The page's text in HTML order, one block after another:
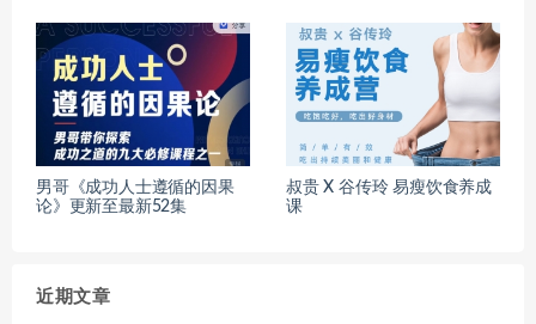
男哥《成功人士遵循的因果
论》更新至最新52集
叔贵 X 谷传玲 易瘦饮食养成
课
近期文章